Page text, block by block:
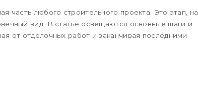
часть любого строительного проекта. Это этап, на
вид. В статье освещаются основные шаги и
от отделочных работ и заканчивая последними